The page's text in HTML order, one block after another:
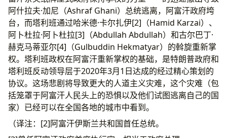
阿什拉夫·加尼（Ashraf Ghani）总统逃离，阿富汗政府垮
台，而塔利班通过哈米德·卡尔扎伊[2]（Hamid Karzai）、
阿卜杜拉·阿卜杜拉[3]（Abdullah Abdullah）和古尔巴丁·
赫克马蒂亚尔[4]（Gulbuddin Hekmatyar）的斡旋重新掌
权。塔利班政权在阿富汗重新掌权的基础，是特朗普政府和
塔利班反动领导层于2020年3月1日达成的经过精心策划的
协议。这场悲剧将导致更大的人道主义灾难，这个灾难（包
括笼罩于阿富汗人民头上的恐惧以及他们试图逃离自己的国
家）已经可以在全国各地的城市中看到。
（译注：[2]阿富汗伊斯兰共和国首任总统。